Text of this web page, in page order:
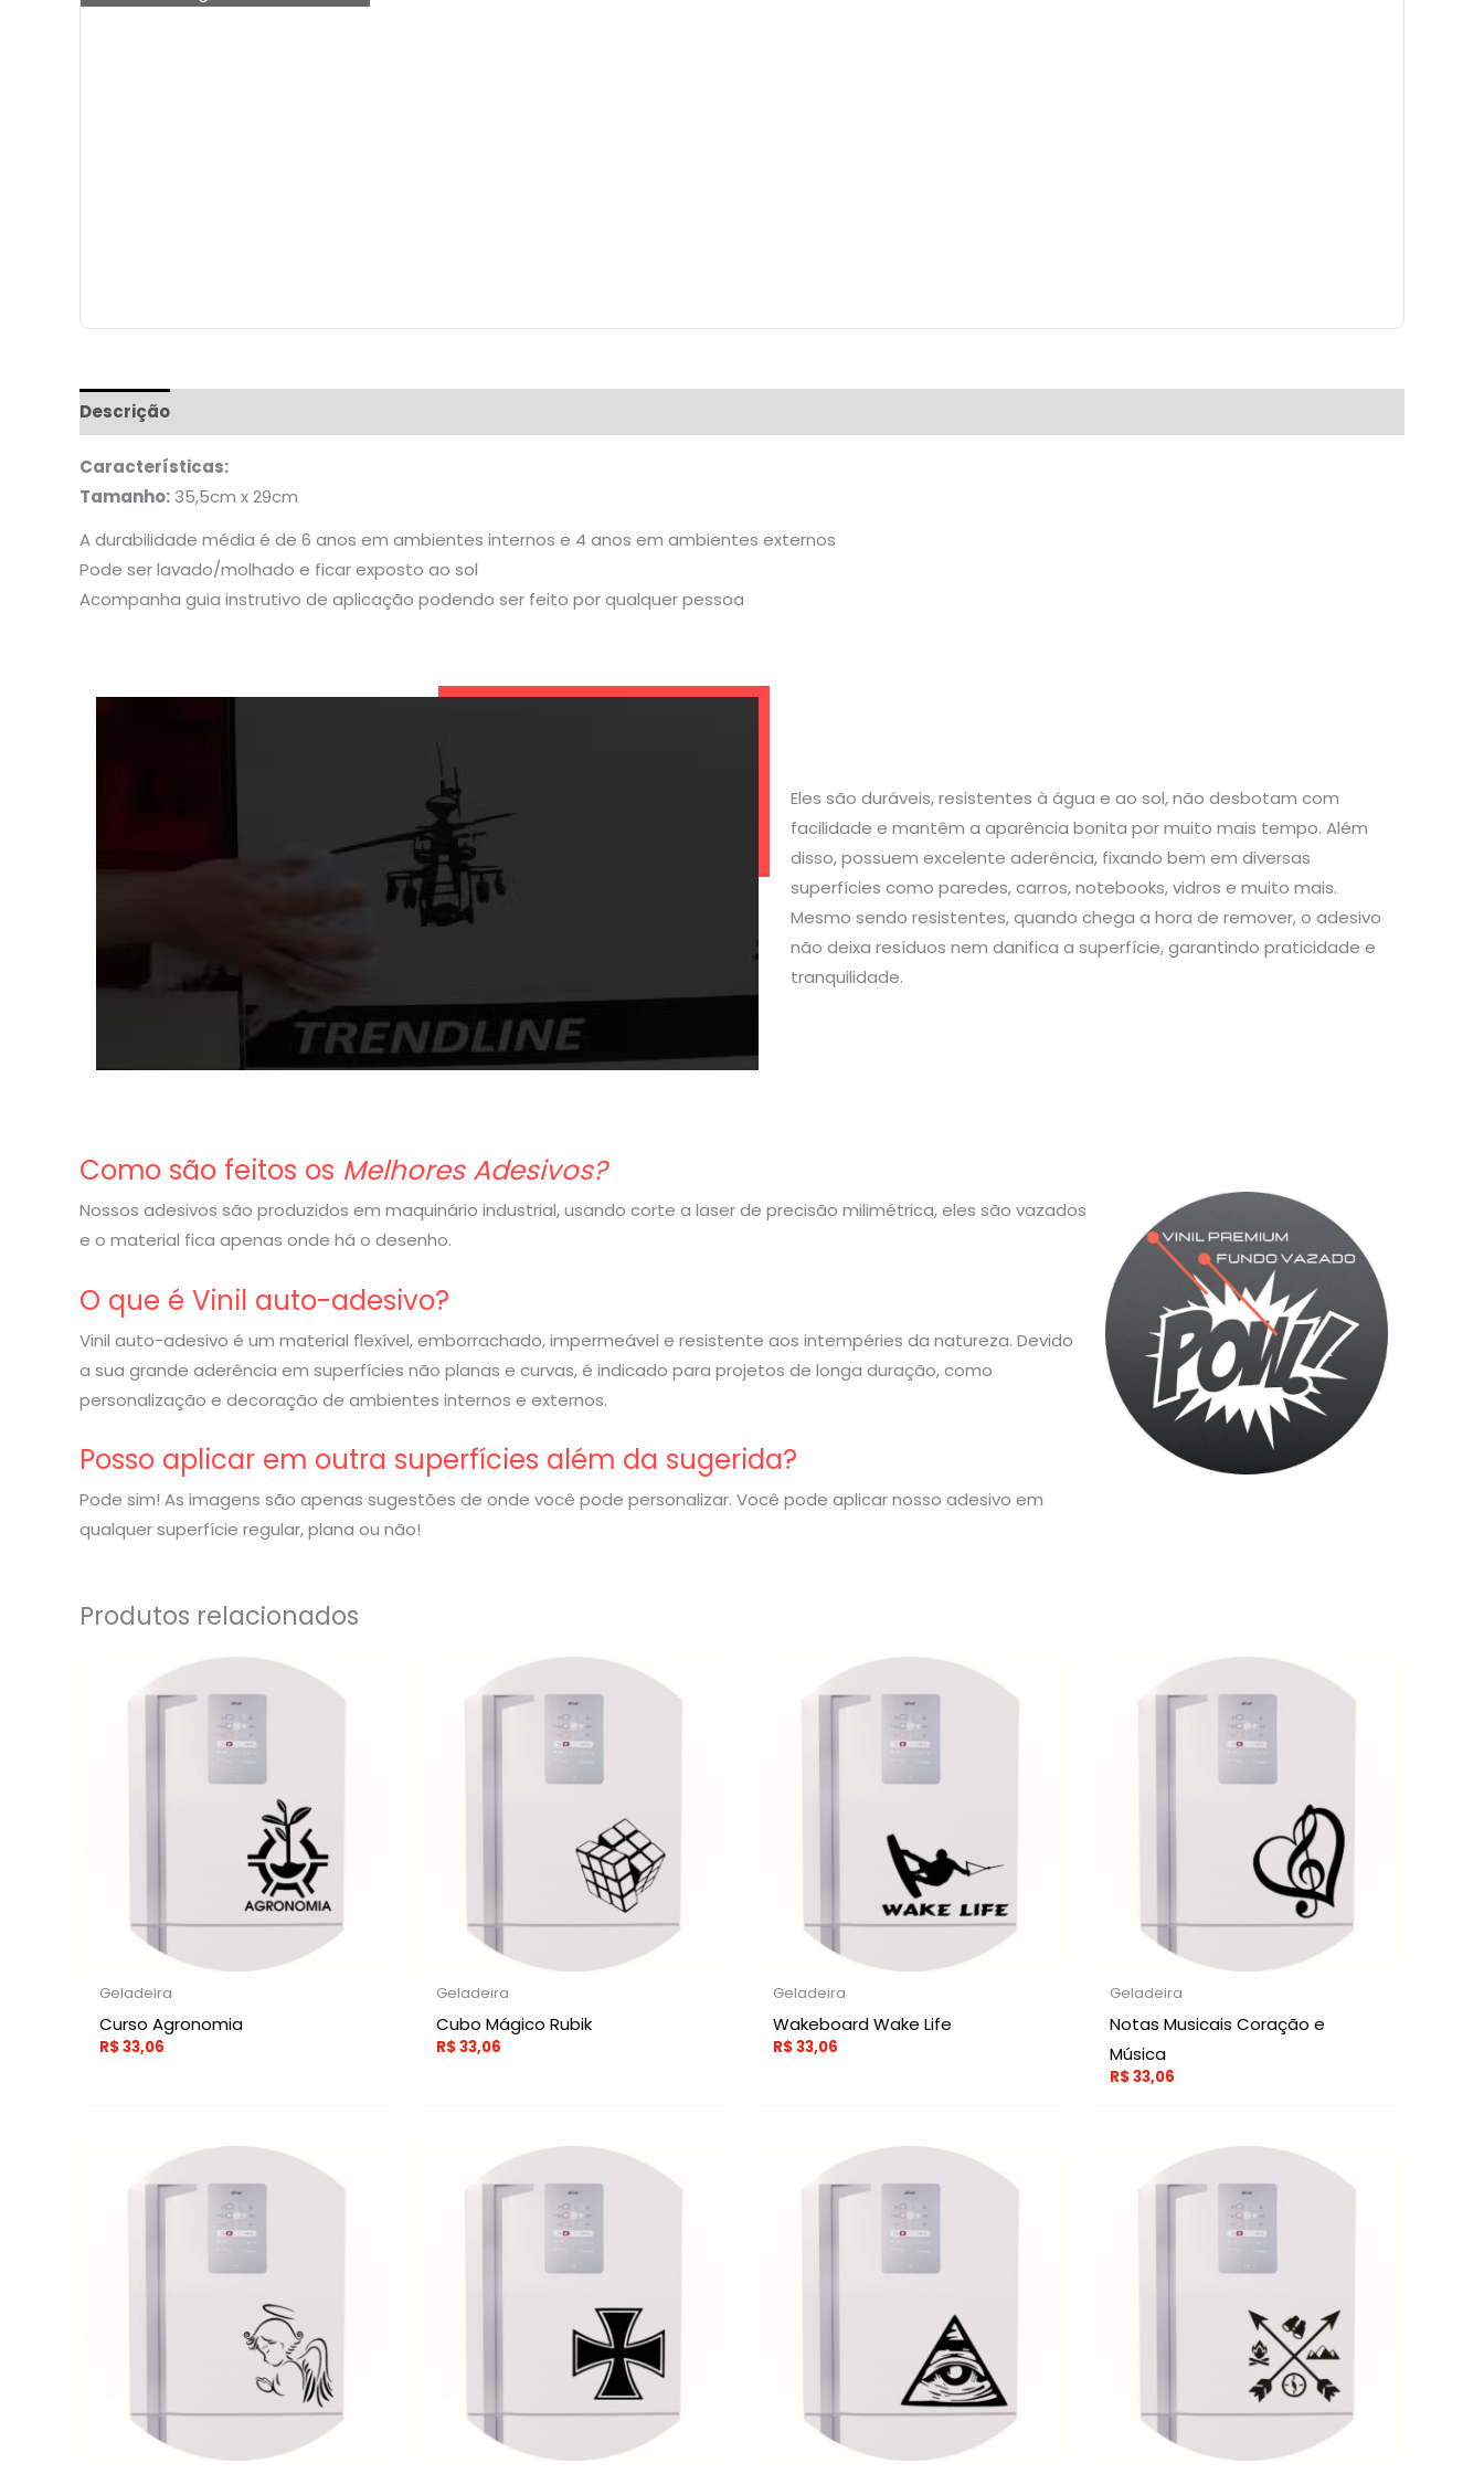
Descrição
Características:
Tamanho: 35,5cm x 29cm
A durabilidade média é de 6 anos em ambientes internos e 4 anos em ambientes externos
Pode ser lavado/molhado e ficar exposto ao sol
Acompanha guia instrutivo de aplicação podendo ser feito por qualquer pessoa
Eles são duráveis, resistentes à água e ao sol, não desbotam com
facilidade e mantêm a aparência bonita por muito mais tempo. Além
disso, possuem excelente aderência, fixando bem em diversas
superfícies como paredes, carros, notebooks, vidros e muito mais.
Mesmo sendo resistentes, quando chega a hora de remover, o adesivo
não deixa resíduos nem danifica a superfície, garantindo praticidade e
tranquilidade.
Como são feitos os Melhores Adesivos?
Nossos adesivos são produzidos em maquinário industrial, usando corte a laser de precisão milimétrica, eles são vazados
e o material fica apenas onde há o desenho.
O que é Vinil auto-adesivo?
Vinil auto-adesivo é um material flexível, emborrachado, impermeável e resistente aos intempéries da natureza. Devido
a sua grande aderência em superfícies não planas e curvas, é indicado para projetos de longa duração, como
personalização e decoração de ambientes internos e externos.
Posso aplicar em outra superfícies além da sugerida?
Pode sim! As imagens são apenas sugestões de onde você pode personalizar. Você pode aplicar nosso adesivo em
qualquer superfície regular, plana ou não!
Produtos relacionados
Geladeira
Curso Agronomia
R$33,06
Geladeira
Cubo Mágico Rubik
R$33,06
Geladeira
Wakeboard Wake Life
R$33,06
Geladeira
Notas Musicais Coração e
Música
R$33,06